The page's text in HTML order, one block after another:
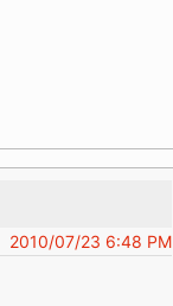
2010/07/23 6:48 PM